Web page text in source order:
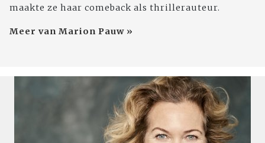
maakte ze haar comeback als thrillerauteur.
Meer van Marion Pauw »